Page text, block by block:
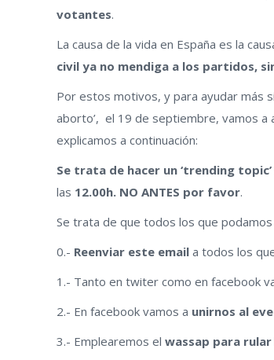
votantes.
La causa de la vida en España es la
civil ya no mendiga a los partidos,
Por estos motivos, y para ayudar más
aborto’, el 19 de septiembre, vamos a
explicamos a continuación:
Se trata de hacer un ‘trending topic’
las 12.00h. NO ANTES por favor.
Se trata de que todos los que
0.- Reenviar este email a todos los
1.- Tanto en twiter como en facebook
2.- En facebook vamos a unirnos al
3.- Emplearemos el wassap para rular